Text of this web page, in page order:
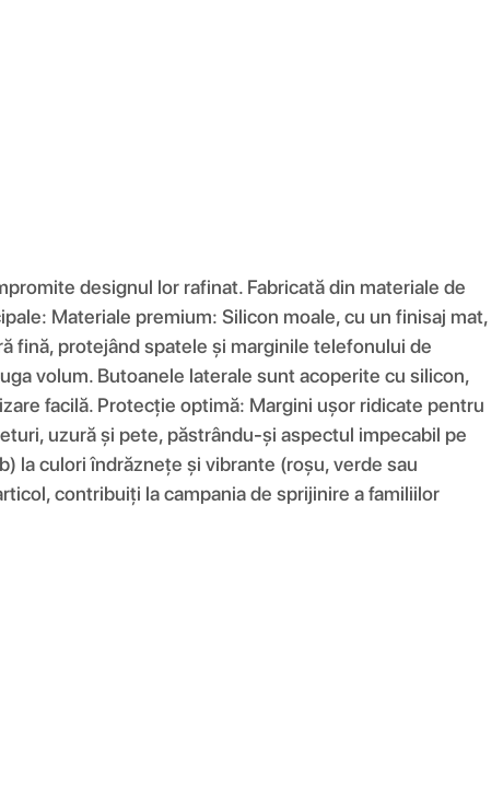
designul lor rafinat. Fabricată din materiale de
Materiale premium: Silicon moale, cu un finisaj mat,
fină, protejând spatele și marginile telefonului de
volum. Butoanele laterale sunt acoperite cu silicon,
facilă. Protecție optimă: Margini ușor ridicate pentru
uzură și pete, păstrându-și aspectul impecabil pe
la culori îndrăznețe și vibrante (roșu, verde sau
contribuiți la campania de sprijinire a familiilor